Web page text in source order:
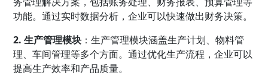
功能。通过实时数据分析，企业可以快速做出财务决策。
2. 生产管理模块 ：生产管理模块涵盖生产计划、物料管
理、车间管理等多个方面。通过优化生产流程，企业可以
提高生产效率和产品质量。